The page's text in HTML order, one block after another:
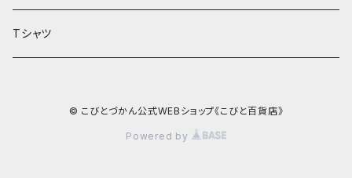
Tシャツ
© こびとづかん公式WEBショップ《こびと百貨店》
Powered by